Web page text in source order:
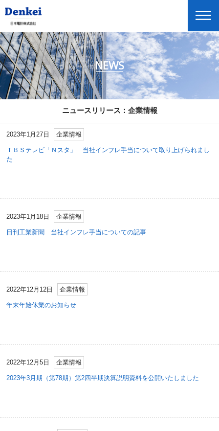
ニュースリリース
企業情報
投資家情報
展示会・セミナー情報
Global Home
NEWS
ニュースリリース：企業情報
2023年1月27日 企業情報
ＴＢＳテレビ「Ｎスタ」 当社インフレ手当について取り上げられまし
た
2023年1月18日 企業情報
日刊工業新聞 当社インフレ手当についての記事
2022年12月12日 企業情報
年末年始休業のお知らせ
2022年12月5日 企業情報
2023年3月期（第78期）第2四半期決算説明資料を公開いたしました